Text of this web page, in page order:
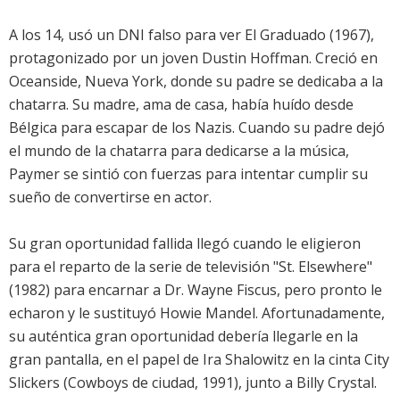
A los 14, usó un DNI falso para ver El Graduado (1967),
protagonizado por un joven Dustin Hoffman. Creció en
Oceanside, Nueva York, donde su padre se dedicaba a la
chatarra. Su madre, ama de casa, había huído desde
Bélgica para escapar de los Nazis. Cuando su padre dejó
el mundo de la chatarra para dedicarse a la música,
Paymer se sintió con fuerzas para intentar cumplir su
sueño de convertirse en actor.
Su gran oportunidad fallida llegó cuando le eligieron
para el reparto de la serie de televisión "St. Elsewhere"
(1982) para encarnar a Dr. Wayne Fiscus, pero pronto le
echaron y le sustituyó Howie Mandel. Afortunadamente,
su auténtica gran oportunidad debería llegarle en la
gran pantalla, en el papel de Ira Shalowitz en la cinta City
Slickers (Cowboys de ciudad, 1991), junto a Billy Crystal.